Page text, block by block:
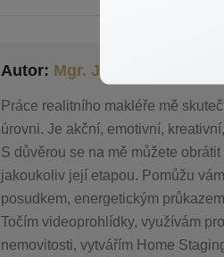
Autor: Mgr. Josef Hanáček
Práce realitního makléře mě
úrovni. Je akční, emotivní,
S důvěrou se na mě můžete
jakoukoliv její etapou. Pomůžu
posudkem, energetickým
Točím videoprohlídky, využívám
nemovitosti, vytvářím Home